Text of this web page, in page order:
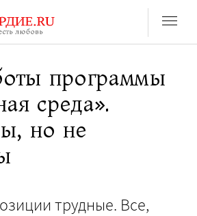
программы
среда».
но не
трудные. Все,